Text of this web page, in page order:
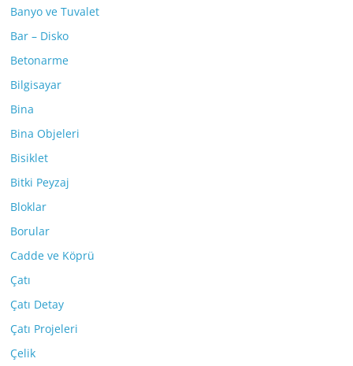
Banyo ve Tuvalet
Bar – Disko
Betonarme
Bilgisayar
Bina
Bina Objeleri
Bisiklet
Bitki Peyzaj
Bloklar
Borular
Cadde ve Köprü
Çatı
Çatı Detay
Çatı Projeleri
Çelik